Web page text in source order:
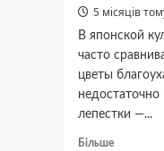
5 місяців
В японской
часто
цветы
недостаточно
лепестки —...
Більше